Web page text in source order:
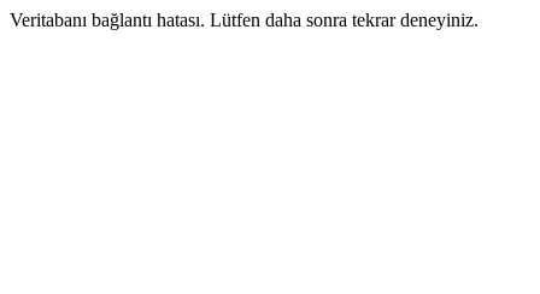
Veritabanı bağlantı hatası. Lütfen daha sonra tekrar deneyiniz.